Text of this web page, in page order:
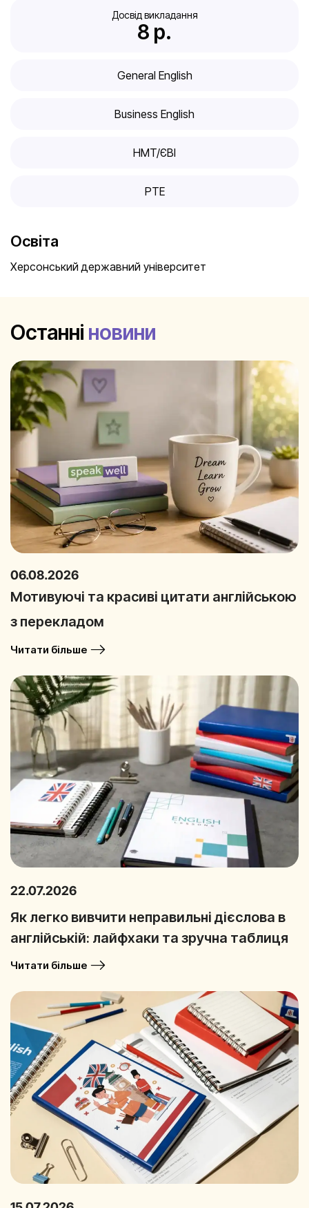
Досвід викладання
8 р.
General English
Business English
HMT/ЄВІ
PTE
Освіта
Херсонський державний університет
Останні новини
06.08.2026
Мотивуючі та красиві цитати англійською
з перекладом
Читати більше
22.07.2026
Як легко вивчити неправильні дієслова в
англійській: лайфхаки та зручна таблиця
Читати більше